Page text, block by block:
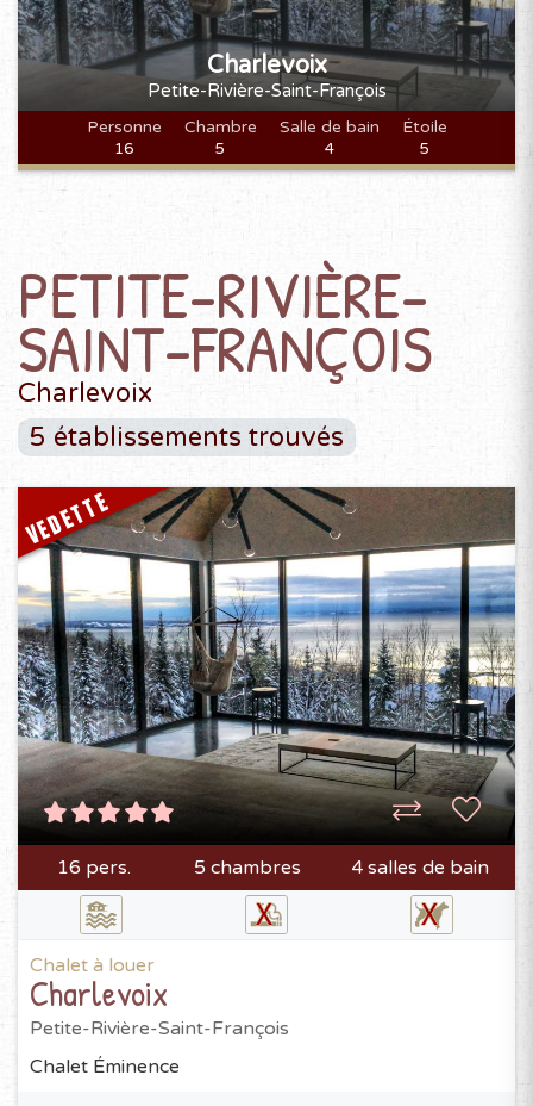
Charlevoix
Petite-Rivière-Saint-François
Personne
16
Chambre
5
Salle de bain
4
Étoile
5
PETITE-RIVIÈRE-
SAINT-FRANÇOIS
Charlevoix
5 établissements trouvés
VEDETTE
16 pers. 5 chambres 4 salles de bain
Chalet à louer
Charlevoix
Petite-Rivière-Saint-François
Chalet Éminence